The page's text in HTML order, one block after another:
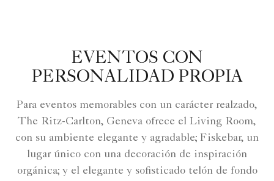
EVENTOS CON
PERSONALIDAD PROPIA
Para eventos memorables con un carácter realzado,
The Ritz-Carlton, Geneva ofrece el Living Room,
con su ambiente elegante y agradable; Fiskebar, un
lugar único con una decoración de inspiración
orgánica; y el elegante y sofisticado telón de fondo